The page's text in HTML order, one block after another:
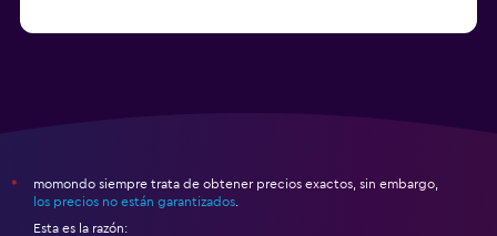
*
momondo siempre trata de obtener precios exactos, sin embargo,
los precios no están garantizados
Esta es la razón: